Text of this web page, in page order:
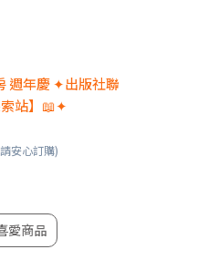
週年慶 ✦出版社聯
站】📖✦
安心訂購)
愛商品